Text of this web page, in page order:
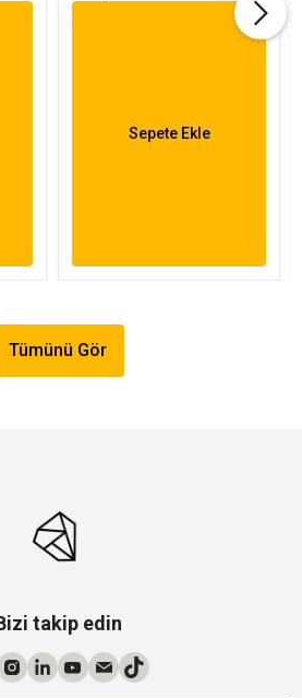
Sepete Ekle
Tümünü Gör
takip edin